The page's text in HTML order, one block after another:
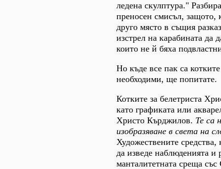
ледена скулптура."
преносен смисъл, защото,
друго място в същия
изстрел на карабината да
които не й бяха
Но къде все пак са
необходими, ще попитате.
Котките за белетриста
като графиката или
Христо Кърджилов. Те са
изобразяване в света на
Художествените средства,
да изведе наблюденията и
манталитетната среща